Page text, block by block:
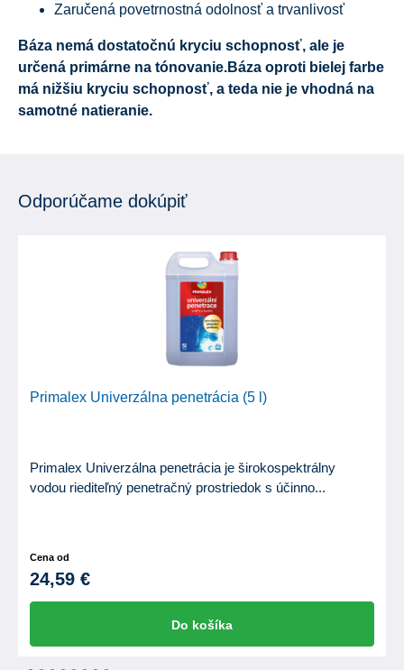
Zaručená povetrnostná odolnosť a trvanlivosť
Báza nemá dostatočnú kryciu schopnosť, ale je
určená primárne na tónovanie.Báza oproti bielej farbe
má nižšiu kryciu schopnosť, a teda nie je vhodná na
samotné natieranie.
Odporúčame dokúpiť
Primalex Univerzálna penetrácia (5 l)
Primalex Univerzálna penetrácia je širokospektrálny
vodou riediteľný penetračný prostriedok s účinno...
Cena od
24,59 €
Do košíka